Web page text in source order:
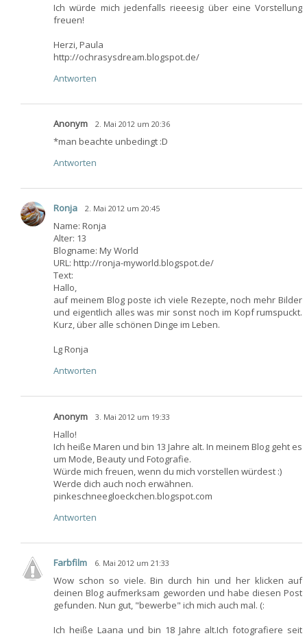
Ich würde mich jedenfalls rieeesig über eine Vorstellung
freuen!
Herzi, Paula
http://ochrasysdream.blogspot.de/
Antworten
Anonym 2. Mai 2012 um 20:36
*man beachte unbedingt :D
Antworten
Ronja 2. Mai 2012 um 20:45
Name: Ronja
Alter: 13
Blogname: My World
URL: http://ronja-myworld.blogspot.de/
Text:
Hallo,
auf meinem Blog poste ich viele Rezepte, noch mehr Bilder
und eigentlich alles was mir sonst noch im Kopf rumspuckt.
Kurz, über alle schönen Dinge im Leben.
Lg Ronja
Antworten
Anonym 3. Mai 2012 um 19:33
Hallo!
Ich heiße Maren und bin 13 Jahre alt. In meinem Blog geht es
um Mode, Beauty und Fotografie.
Würde mich freuen, wenn du mich vorstellen würdest :)
Werde dich auch noch erwähnen.
pinkeschneegloeckchen.blogspot.com
Antworten
Farbfilm 6. Mai 2012 um 21:33
Wow schon so viele. Bin durch hin und her klicken auf
deinen Blog aufmerksam geworden und habe diesen Post
gefunden. Nun gut, "bewerbe" ich mich auch mal. (:
Ich heiße Laana und bin 18 Jahre alt.Ich fotografiere seit